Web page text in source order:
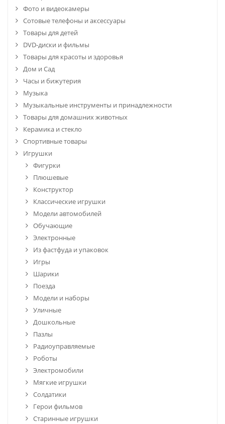
Фото и видеокамеры
Сотовые телефоны и аксессуары
Товары для детей
DVD-диски и фильмы
Товары для красоты и здоровья
Дом и Сад
Часы и бижутерия
Музыка
Музыкальные инструменты и принадлежности
Товары для домашних животных
Керамика и стекло
Спортивные товары
Игрушки
Фигурки
Плюшевые
Конструктор
Классические игрушки
Модели автомобилей
Обучающие
Электронные
Из фастфуда и упаковок
Игры
Шарики
Поезда
Модели и наборы
Уличные
Дошкольные
Пазлы
Радиоуправляемые
Роботы
Электромобили
Мягкие игрушки
Солдатики
Герои фильмов
Старинные игрушки